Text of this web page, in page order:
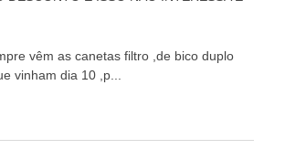
vêm as canetas filtro ,de bico duplo
vinham dia 10 ,p...